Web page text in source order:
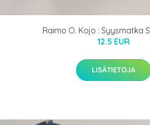
Raimo O. Kojo : Syysmatka
12.5 EUR
LISÄTIETOJA